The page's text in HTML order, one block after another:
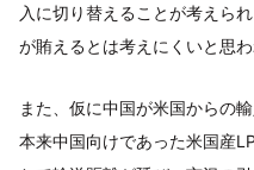
入に切り替えることが考えら
が賄えるとは考えにくいと思わ
また、仮に中国が米国からの
本来中国向けであった米国産